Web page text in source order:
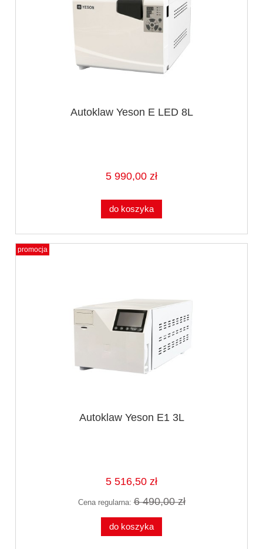
Autoklaw Yeson E LED 8L
5 990,00 zł
do koszyka
Autoklaw Yeson E1 3L
5 516,50 zł
Cena regularna:6 490,00 zł
do koszyka
promocja